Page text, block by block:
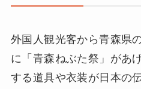
外国人観光客から青森県
に「青森ねぶた祭」があ
する道具や衣装が日本の